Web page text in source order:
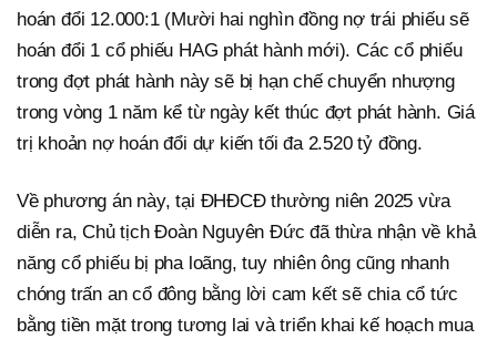
hoán đổi 12.000:1 (Mười hai nghìn đồng nợ trái phiếu sẽ
hoán đổi 1 cổ phiếu HAG phát hành mới). Các cổ phiếu
trong đợt phát hành này sẽ bị hạn chế chuyển nhượng
trong vòng 1 năm kể từ ngày kết thúc đợt phát hành. Giá
trị khoản nợ hoán đổi dự kiến tối đa 2.520 tỷ đồng.
Về phương án này, tại ĐHĐCĐ thường niên 2025 vừa
diễn ra, Chủ tịch Đoàn Nguyên Đức đã thừa nhận về khả
năng cổ phiếu bị pha loãng, tuy nhiên ông cũng nhanh
chóng trấn an cổ đông bằng lời cam kết sẽ chia cổ tức
bằng tiền mặt trong tương lai và triển khai kế hoạch mua